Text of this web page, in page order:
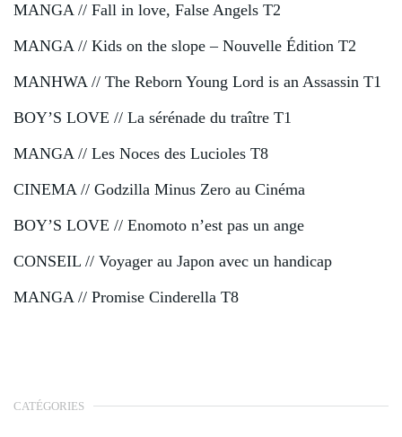
MANGA // Fall in love, False Angels T2
MANGA // Kids on the slope – Nouvelle Édition T2
MANHWA // The Reborn Young Lord is an Assassin T1
BOY’S LOVE // La sérénade du traître T1
MANGA // Les Noces des Lucioles T8
CINEMA // Godzilla Minus Zero au Cinéma
BOY’S LOVE // Enomoto n’est pas un ange
CONSEIL // Voyager au Japon avec un handicap
MANGA // Promise Cinderella T8
CATÉGORIES